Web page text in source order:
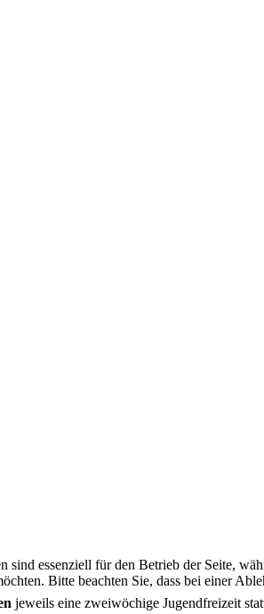
jeweils eine zweiwöchige Jugendfreizeit
essenziell für den Betrieb der Seite,
Bitte beachten Sie, dass bei einer